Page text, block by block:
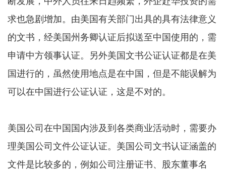
求也急剧增加。由美国有关部门出具的具有法律意义
的文书，经美国州务卿认证后拟送至中国使用的，需
申请中方领事认证。另外美国文书公证认证都是在美
国进行的，虽然使用地点是在中国，但是不能误解为
可以在中国进行公证认证，这是不对的。
美国公司在中国国内涉及到各类商业活动时，需要办
理美国公司文件公证认证。美国公司文书认证涵盖的
文件是比较多的，例如公司注册证书、股东董事名